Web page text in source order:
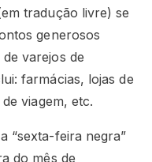
tradução livre) se
generosos
varejos de
farmácias, lojas de
viagem, etc.
“sexta-feira negra”
do mês de